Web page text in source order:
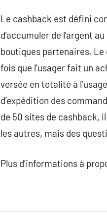
Le cashback est défini
d’accumuler de l’argent
boutiques partenaires.
fois que l’usager fait un
versée en totalité à
d’expédition des
de 50 sites de cashback,
les autres, mais des
Plus d’informations à